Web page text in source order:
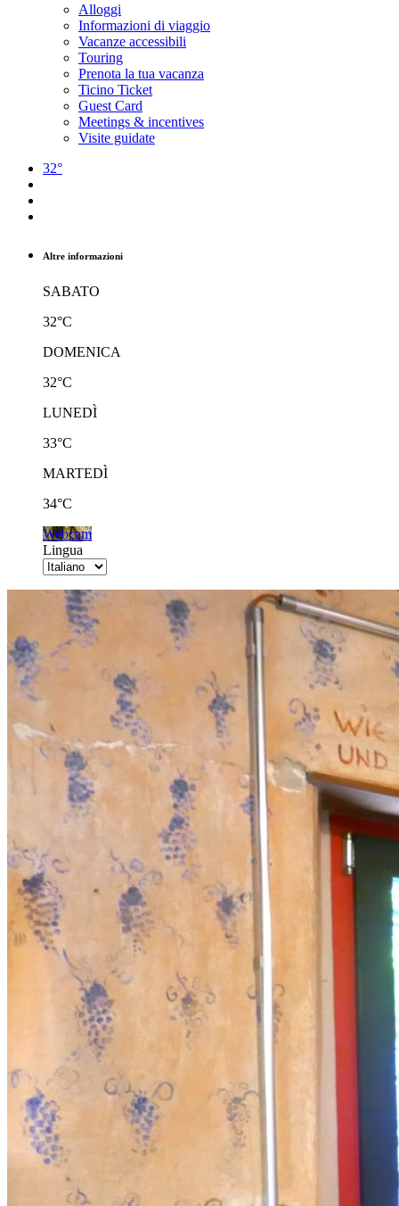
Alloggi
Informazioni di viaggio
Vacanze accessibili
Touring
Prenota la tua vacanza
Ticino Ticket
Guest Card
Meetings & incentives
Visite guidate
32°
Altre informazioni
SABATO
32°C
DOMENICA
32°C
LUNEDÌ
33°C
MARTEDÌ
34°C
Webcam
Lingua